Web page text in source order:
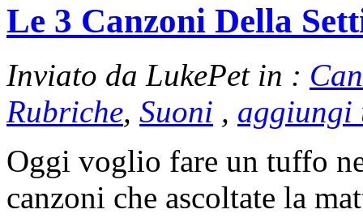
Le 3 Canzoni Della
Inviato da LukePet in :
Rubriche, Suoni , aggiungi
Oggi voglio fare un tuffo
canzoni che ascoltate la